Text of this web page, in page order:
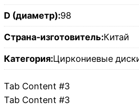
D (диаметр):98
Страна-изготовитель:Китай
Категория:Циркониевые
Tab Content #3
Tab Content #3